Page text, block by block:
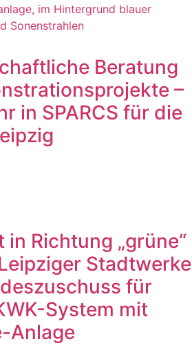
Beratung
–
in SPARCS für die
Richtung „grüne“
Stadtwerke
für
System mit
Anlage